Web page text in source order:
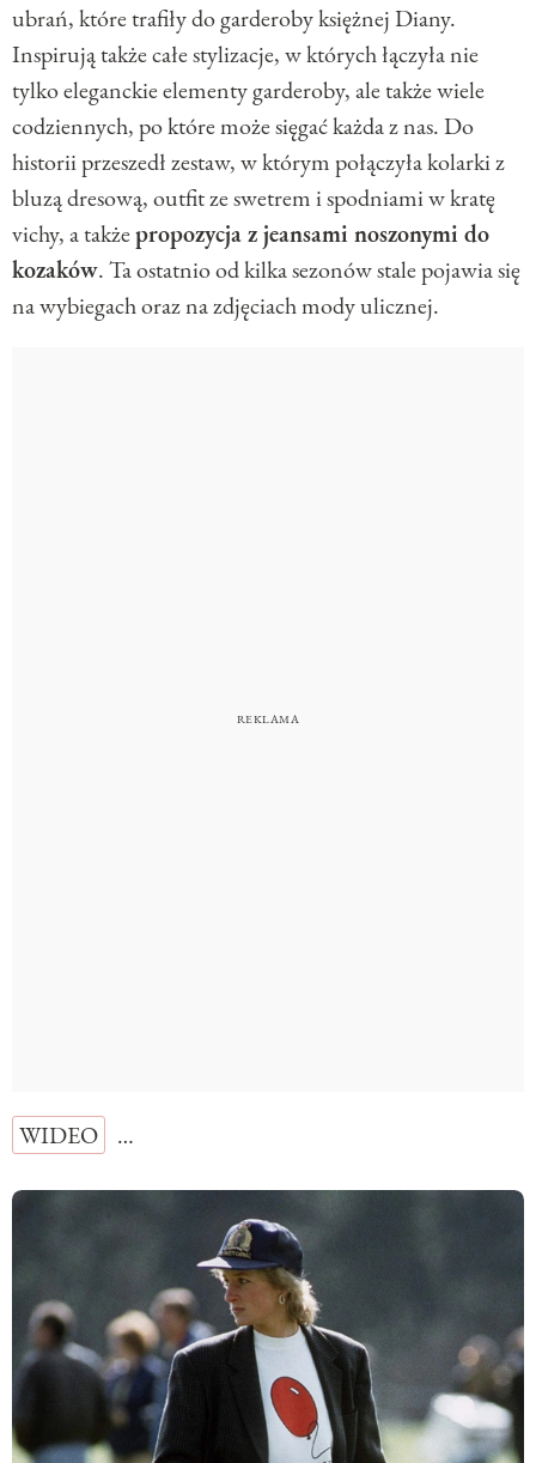
ubrań, które trafiły do garderoby księżnej Diany.
Inspirują także całe stylizacje, w których łączyła nie
tylko eleganckie elementy garderoby, ale także wiele
codziennych, po które może sięgać każda z nas. Do
historii przeszedł zestaw, w którym połączyła kolarki z
bluzą dresową, outfit ze swetrem i spodniami w kratę
vichy, a takżepropozycja z jeansami noszonymi do
kozaków. Ta ostatnio od kilka sezonów stale pojawia się
na wybiegach oraz na zdjęciach mody ulicznej.
WIDEO …